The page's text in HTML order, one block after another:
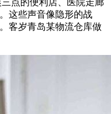
点的便利店、医院走廊
这些声音像隐形的战
客岁青岛某物流仓库做